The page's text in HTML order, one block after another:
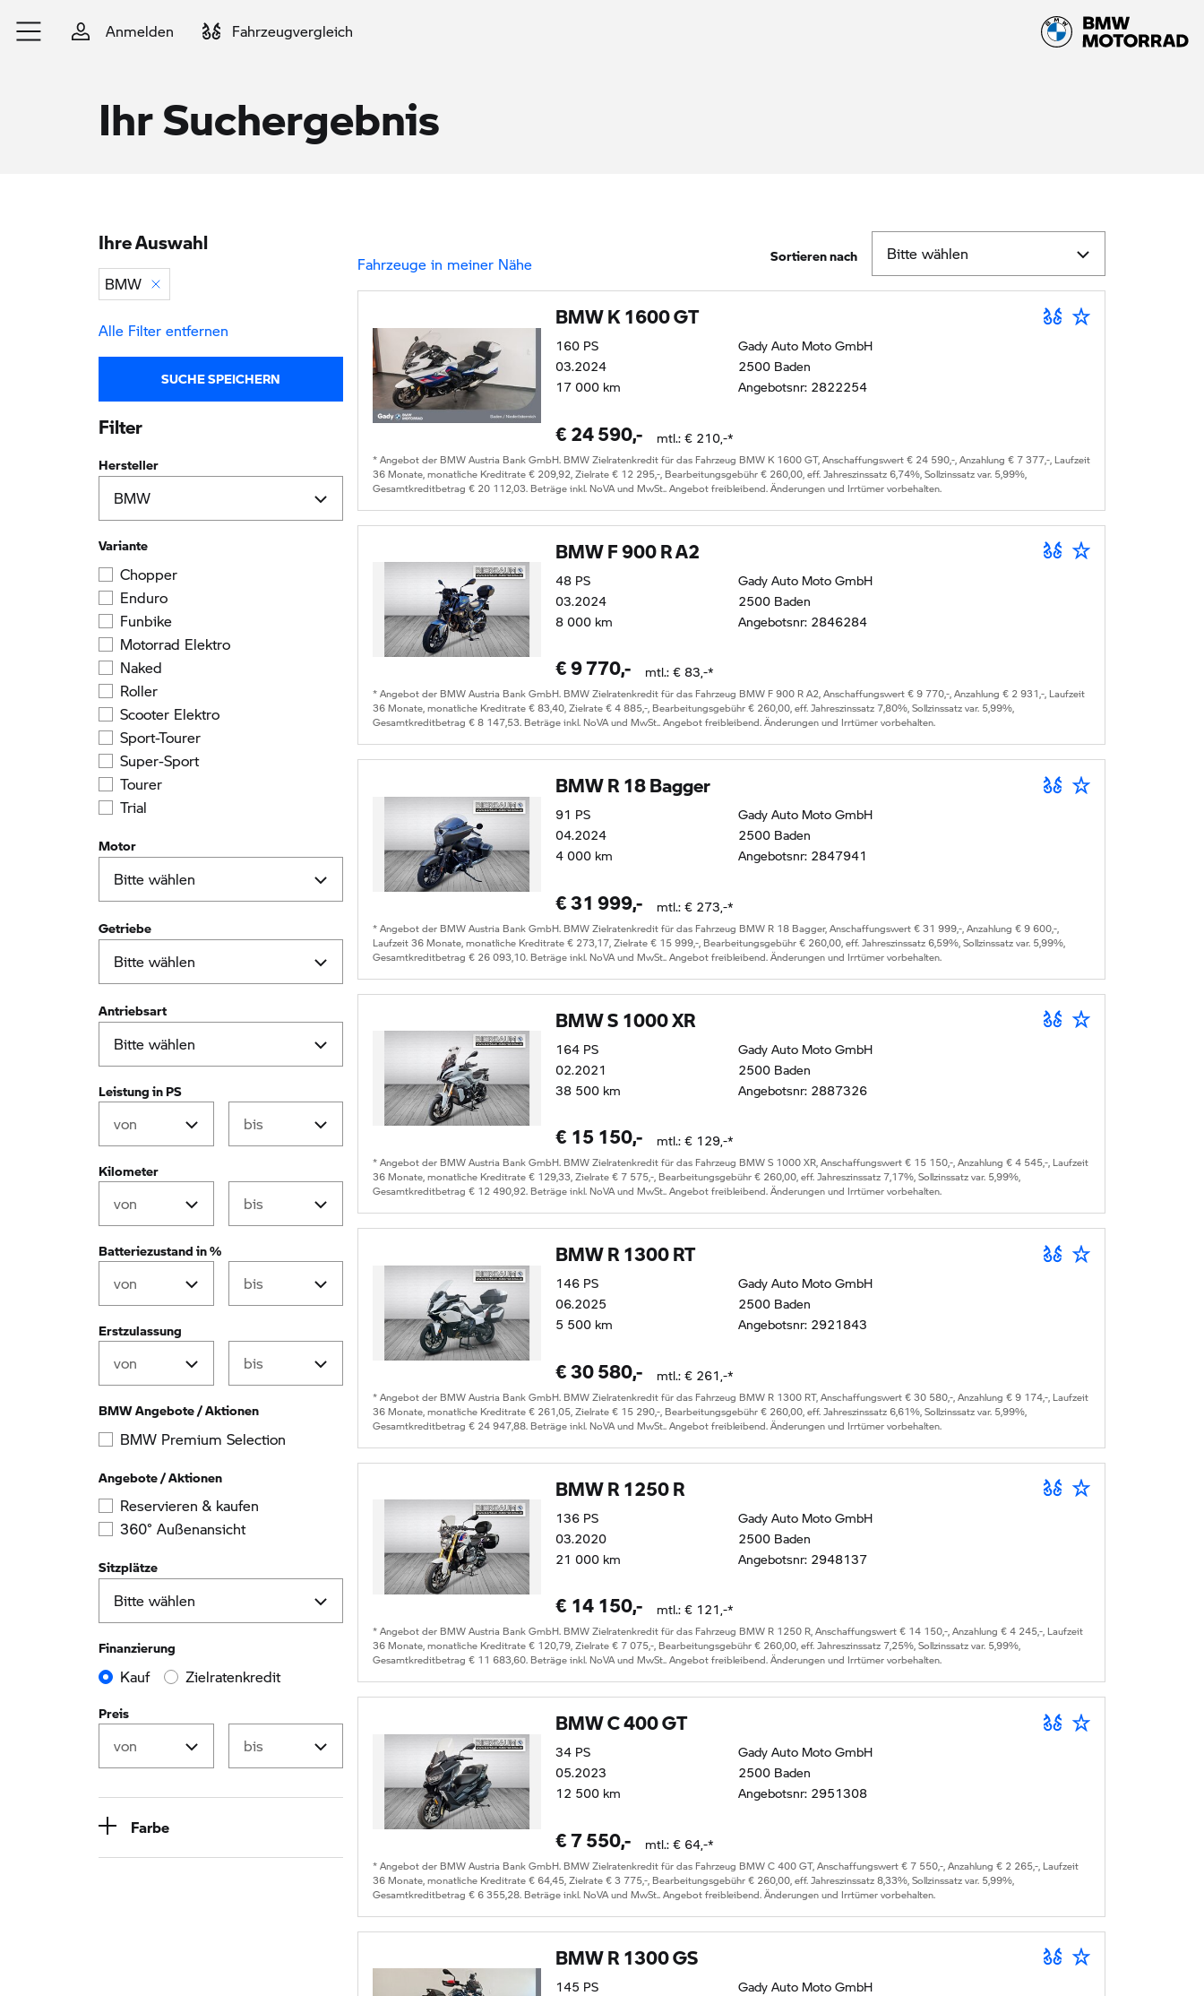
Zum Hauptinhalt springen
Anmelden Fahrzeugvergleich
Ihr Suchergebnis
Zu den Ergebnissen springen
Ihre Auswahl
BMW
Alle Filter entfernen
SUCHE SPEICHERN
Filter
Hersteller
Variante
Chopper
Enduro
Funbike
Motorrad Elektro
Naked
Roller
Scooter Elektro
Sport-Tourer
Super-Sport
Tourer
Trial
Motor
Getriebe
Antriebsart
Leistung in PS
Kilometer
Batteriezustand in %
Erstzulassung
BMW Angebote / Aktionen
BMW Premium Selection
Angebote / Aktionen
Reservieren & kaufen
360° Außenansicht
Sitzplätze
Finanzierung
Kauf Zielratenkredit
Preis
Farbe
Fahrzeuge in meiner Nähe Sortieren nach
BMW K 1600 GT
160 PS
03.2024
17 000 km
Gady Auto Moto GmbH
2500 Baden
Angebotsnr: 2822254
mtl.: € 210,-*
€24 590,-
* Angebot der BMW Austria Bank GmbH. BMW Zielratenkredit für das Fahrzeug BMW K 1600 GT, Anschaffungswert € 24 590,-, Anzahlung € 7 377,-, Laufzeit
36 Monate, monatliche Kreditrate € 209,92 , Zielrate € 12 295,-, Bearbeitungsgebühr € 260,00 , eff. Jahreszinssatz 6,74%, Sollzinssatz var. 5,99%,
Gesamtkreditbetrag € 20 112,03. Beträge inkl. NoVA und MwSt.. Angebot freibleibend. Änderungen und Irrtümer vorbehalten.
BMW F 900 R A2
48 PS
03.2024
8 000 km
Gady Auto Moto GmbH
2500 Baden
Angebotsnr: 2846284
mtl.: € 83,-*
€9 770,-
* Angebot der BMW Austria Bank GmbH. BMW Zielratenkredit für das Fahrzeug BMW F 900 R A2, Anschaffungswert € 9 770,-, Anzahlung € 2 931,-, Laufzeit
36 Monate, monatliche Kreditrate € 83,40, Zielrate € 4 885,-, Bearbeitungsgebühr € 260,00, eff. Jahreszinssatz 7,80%, Sollzinssatz var. 5,99%,
Gesamtkreditbetrag € 8 147,53. Beträge inkl. NoVA und MwSt.. Angebot freibleibend. Änderungen und Irrtümer vorbehalten.
BMW R 18 Bagger
91 PS
04.2024
4 000 km
Gady Auto Moto GmbH
2500 Baden
Angebotsnr: 2847941
mtl.: € 273 ,-*
€31 999,-
* Angebot der BMW Austria Bank GmbH. BMW Zielratenkredit für das Fahrzeug BMW R 18 Bagger, Anschaffungswert € 31 999,-, Anzahlung € 9 600,-,
Laufzeit 36 Monate, monatliche Kreditrate € 273,17 , Zielrate € 15 999,-, Bearbeitungsgebühr € 260,00 , eff. Jahreszinssatz 6,59%, Sollzinssatz var. 5,99%,
Gesamtkreditbetrag € 26 093,10. Beträge inkl. NoVA und MwSt.. Angebot freibleibend. Änderungen und Irrtümer vorbehalten.
BMW S 1000 XR
164 PS
02.2021
38 500 km
Gady Auto Moto GmbH
2500 Baden
Angebotsnr: 2887326
mtl.: € 129,-*
€ 15 150,-
* Angebot der BMW Austria Bank GmbH. BMW Zielratenkredit für das Fahrzeug BMW S 1000 XR, Anschaffungswert € 15 150,-, Anzahlung € 4 545,-, Laufzeit
36 Monate, monatliche Kreditrate € 129,33, Zielrate € 7 575,-, Bearbeitungsgebühr € 260,00, eff. Jahreszinssatz 7,17%, Sollzinssatz var. 5,99%,
Gesamtkreditbetrag € 12 490,92. Beträge inkl. NoVA und MwSt.. Angebot freibleibend. Änderungen und Irrtümer vorbehalten.
BMW R 1300 RT
146 PS
06.2025
5 500 km
Gady Auto Moto GmbH
2500 Baden
Angebotsnr: 2921843
mtl.: € 261 ,-*
€30 580,-
* Angebot der BMW Austria Bank GmbH. BMW Zielratenkredit für das Fahrzeug BMW R 1300 RT, Anschaffungswert € 30 580,-, Anzahlung € 9 174,-, Laufzeit
36 Monate, monatliche Kreditrate € 261,05 , Zielrate € 15 290,-, Bearbeitungsgebühr € 260,00 , eff. Jahreszinssatz 6,61%, Sollzinssatz var. 5,99%,
Gesamtkreditbetrag € 24 947,88. Beträge inkl. NoVA und MwSt.. Angebot freibleibend. Änderungen und Irrtümer vorbehalten.
BMW R 1250 R
136 PS
03.2020
21 000 km
Gady Auto Moto GmbH
2500 Baden
Angebotsnr: 2948137
mtl.: € 121,-*
€ 14 150,-
* Angebot der BMW Austria Bank GmbH. BMW Zielratenkredit für das Fahrzeug BMW R 1250 R, Anschaffungswert € 14 150,-, Anzahlung € 4 245,-, Laufzeit
36 Monate, monatliche Kreditrate € 120,79, Zielrate € 7 075,-, Bearbeitungsgebühr € 260,00, eff. Jahreszinssatz 7,25%, Sollzinssatz var. 5,99%,
Gesamtkreditbetrag € 11 683,60. Beträge inkl. NoVA und MwSt.. Angebot freibleibend. Änderungen und Irrtümer vorbehalten.
BMW C 400 GT
34 PS
05.2023
12 500 km
Gady Auto Moto GmbH
2500 Baden
Angebotsnr: 2951308
mtl.: € 64,-*
€7 550,-
* Angebot der BMW Austria Bank GmbH. BMW Zielratenkredit für das Fahrzeug BMW C 400 GT, Anschaffungswert € 7 550,-, Anzahlung € 2 265,-, Laufzeit
36 Monate, monatliche Kreditrate € 64,45 , Zielrate € 3 775,-, Bearbeitungsgebühr € 260,00 , eff. Jahreszinssatz 8,33%, Sollzinssatz var. 5,99%,
Gesamtkreditbetrag € 6 355,28. Beträge inkl. NoVA und MwSt.. Angebot freibleibend. Änderungen und Irrtümer vorbehalten.
BMW R 1300 GS
145 PS
Gady Auto Moto GmbH